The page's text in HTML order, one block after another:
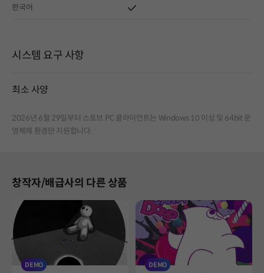
한국어
시스템 요구 사항
최소 사양
2026년 6월 29일부터 스토브 PC 클라이언트는 Windows 10 이상 및 64bit 운
영체제 환경만 지원합니다.
창작자/배급사의 다른 상품
DEMO DEMO